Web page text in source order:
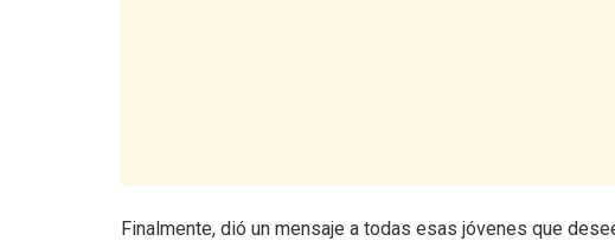
Finalmente, dió un mensaje a todas esas jóvenes que